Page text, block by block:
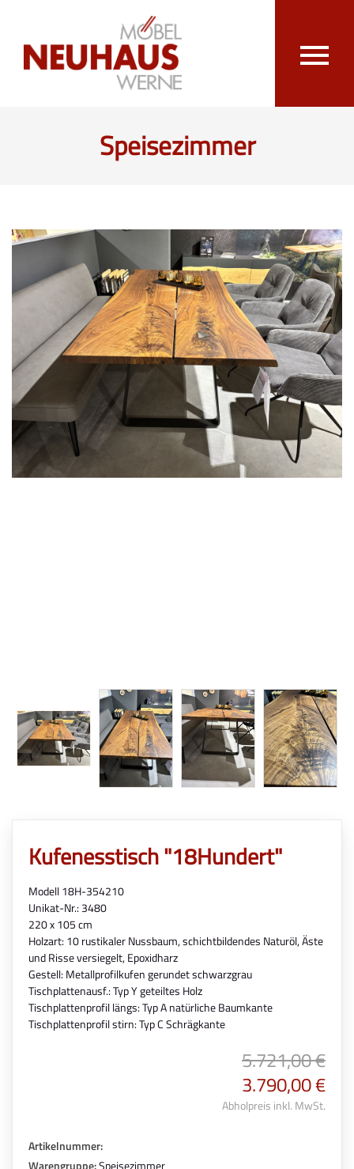
Speisezimmer
Kufenesstisch "18Hundert"
Modell 18H-354210
Unikat-Nr.: 3480
220 x 105 cm
Holzart: 10 rustikaler Nussbaum, schichtbildendes Naturöl, Äste
und Risse versiegelt, Epoxidharz
Gestell: Metallprofilkufen gerundet schwarzgrau
Tischplattenausf.: Typ Y geteiltes Holz
Tischplattenprofil längs: Typ A natürliche Baumkante
Tischplattenprofil stirn: Typ C Schrägkante
5.721,00 €
3.790,00 €
Abholpreis inkl. MwSt.
Artikelnummer:
Warengruppe:Speisezimmer